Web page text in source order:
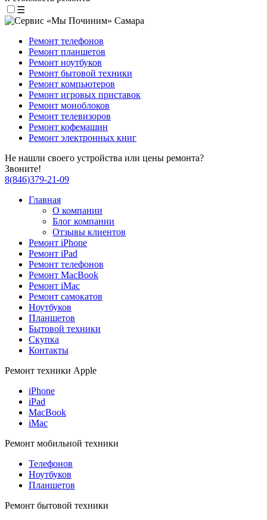
☰
Ремонт телефонов
Ремонт планшетов
Ремонт ноутбуков
Ремонт бытовой техники
Ремонт компьютеров
Ремонт игровых приставок
Ремонт моноблоков
Ремонт телевизоров
Ремонт кофемашин
Ремонт электронных книг
Не нашли своего устройства или цены ремонта?
Звоните!
8(846)379-21-09
Главная
О компании
Блог компании
Отзывы клиентов
Ремонт iPhone
Ремонт iPad
Ремонт телефонов
Ремонт MacBook
Ремонт iMac
Ремонт самокатов
Ноутбуков
Планшетов
Бытовой техники
Скупка
Контакты
Ремонт техники Apple
iPhone
iPad
MacBook
iMac
Ремонт мобильной техники
Телефонов
Ноутбуков
Планшетов
Ремонт бытовой техники